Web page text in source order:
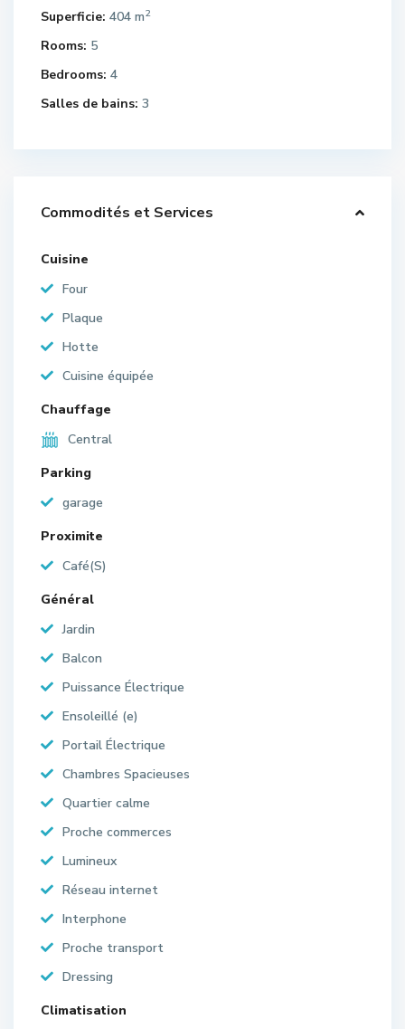
Superficie: 404 m2
Rooms: 5
Bedrooms: 4
Salles de bains: 3
Commodités et Services
Cuisine
Four
Plaque
Hotte
Cuisine équipée
Chauffage
Central
Parking
garage
Proximite
Café(S)
Général
Jardin
Balcon
Puissance Électrique
Ensoleillé (e)
Portail Électrique
Chambres Spacieuses
Quartier calme
Proche commerces
Lumineux
Réseau internet
Interphone
Proche transport
Dressing
Climatisation